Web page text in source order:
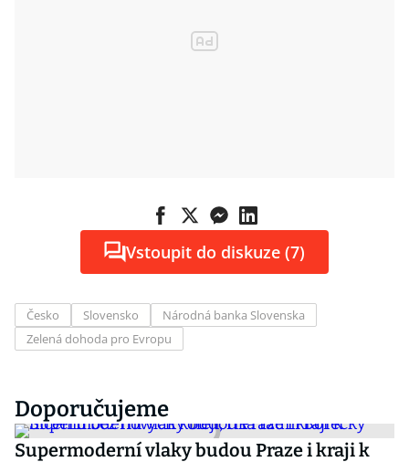
Vstoupit do diskuze (7)
Česko Slovensko
Národná banka Slovenska
Zelená dohoda pro Evropu
Doporučujeme
Supermoderní vlaky budou Praze i kraji k